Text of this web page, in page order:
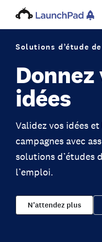
Solutions d’étude
Donnez
idées
Validez vos idées
campagnes avec
solutions d’études
l’emploi.
N’attendez plus